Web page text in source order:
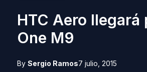
HTC Aero
One M9
By Sergio Ramos7 julio, 2015